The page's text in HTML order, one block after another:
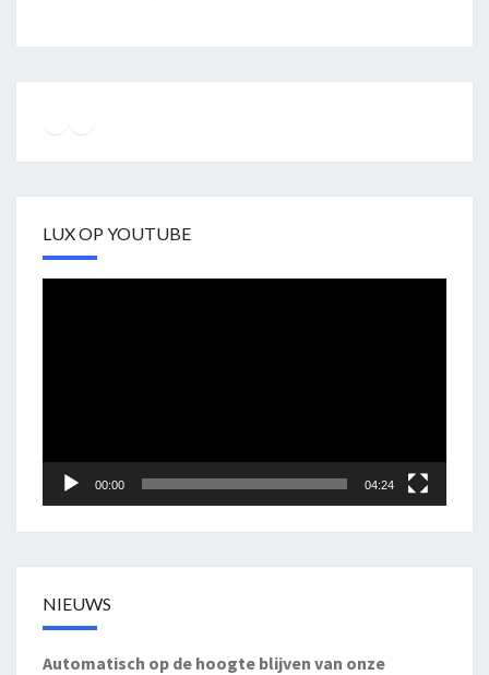
LUX OP YOUTUBE
00:00 04:24
NIEUWS
Automatisch op de hoogte blijven van onze